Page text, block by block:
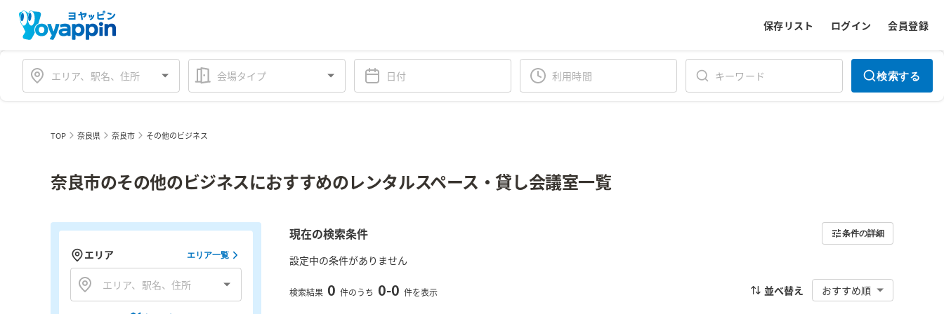
保存リスト ログイン 会員登録
会場タイプ 検索する
TOP 奈良県 奈良市 その他のビジネス
奈良市のその他のビジネスにおすすめのレンタルスペース・貸し会議室一覧
現在の検索条件 条件の詳細
設定中の条件がありません
検索結果 0 件のうち 0-0 件を表示 並べ替え おすすめ順
エリア エリア一覧